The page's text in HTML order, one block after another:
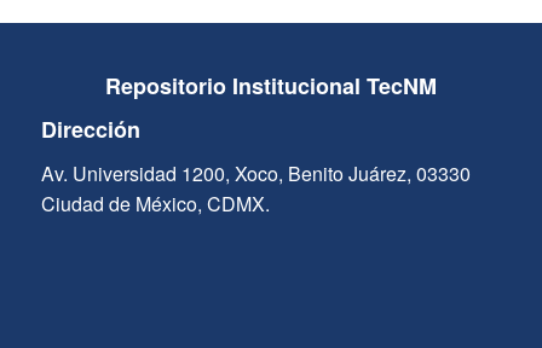
Repositorio Institucional TecNM
Dirección
Av. Universidad 1200, Xoco, Benito Juárez, 03330
Ciudad de México, CDMX.